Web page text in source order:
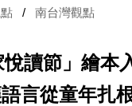
南台灣觀點
悅讀節」繪
言從童年扎